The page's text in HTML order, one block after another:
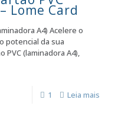
Lome Card
A4) Acelere o
potencial da sua
PVC (laminadora A4),
1 Leia mais